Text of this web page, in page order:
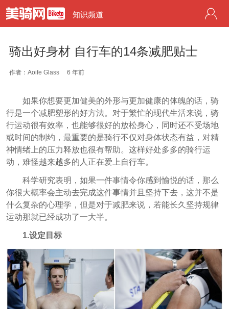
知识频道
骑出好身材 自行车的14条减肥贴士
作者：Aoife Glass 6 年前
如果你想要更加健美的外形与更加健康的体魄的话，骑
行是一个减肥塑形的好方法。对于繁忙的现代生活来说，骑
行运动很有效率，也能够很好的放松身心，同时还不受场地
或时间的制约，最重要的是骑行不仅对身体状态有益，对精
神情绪上的压力释放也很有帮助。这样好处多多的骑行运
动，难怪越来越多的人正在爱上自行车。
科学研究表明，如果一件事情令你感到愉悦的话，那么
你很大概率会主动去完成这件事情并且坚持下去，这并不是
什么复杂的心理学，但是对于减肥来说，若能长久坚持规律
运动那就已经成功了一大半。
1.设定目标